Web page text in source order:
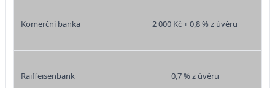
Komerční banka 2 000 Kč + 0,8 % z úvěru
Raiffeisenbank 0,7 % z úvěru